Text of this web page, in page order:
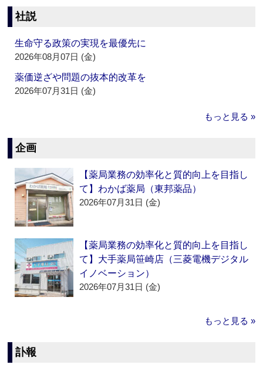
社説
生命守る政策の実現を最優先に
2026年08月07日 (金)
薬価逆ざや問題の抜本的改革を
2026年07月31日 (金)
もっと見る »
企画
【薬局業務の効率化と質的向上を目指し
て】わかば薬局（東邦薬品）
2026年07月31日 (金)
【薬局業務の効率化と質的向上を目指し
て】大手薬局笹崎店（三菱電機デジタル
イノベーション）
2026年07月31日 (金)
もっと見る »
訃報